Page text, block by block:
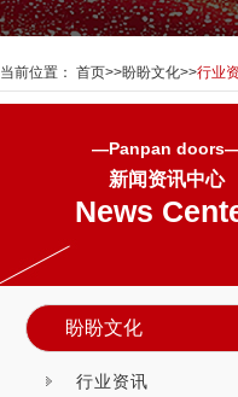
当前位置： 首页>>盼盼文化>>行业
—Panpan
新闻资讯中心
News
盼盼文化
行业资讯